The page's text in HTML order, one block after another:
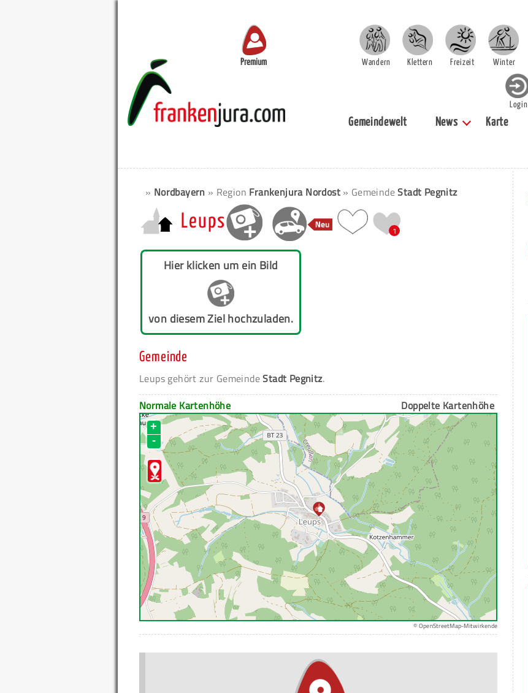
Premium Wandern Klettern Freizeit Winter
Login
Gemeindewelt News Karte
» Nordbayern » Region Frankenjura Nordost » GemeindeStadt Pegnitz
Leups 1
Hier klicken um ein Bild
von diesem Ziel hochzuladen.
Gemeinde
Leups gehört zur GemeindeStadt Pegnitz.
Normale Kartenhöhe
Doppelte Kartenhöhe
+
-
© OpenStreetMap-Mitwirkende